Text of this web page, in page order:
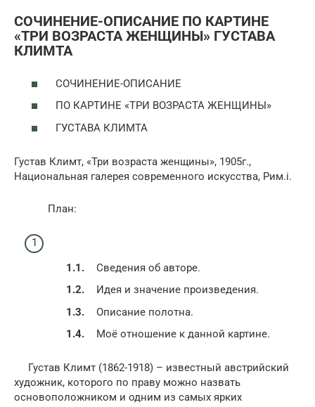
СОЧИНЕНИЕ-ОПИСАНИЕ ПО КАРТИНЕ
«ТРИ ВОЗРАСТА ЖЕНЩИНЫ» ГУСТАВА
КЛИМТА
СОЧИНЕНИЕ-ОПИСАНИЕ
ПО КАРТИНЕ «ТРИ ВОЗРАСТА ЖЕНЩИНЫ»
ГУСТАВА КЛИМТА
Густав Климт, «Три возраста женщины», 1905г.,
Национальная галерея современного искусства, Рим.i.
План:
Сведения об авторе.
Идея и значение произведения.
Описание полотна.
Моё отношение к данной картине.
Густав Климт (1862-1918) – известный австрийский
художник, которого по праву можно назвать
основоположником и одним из самых ярких